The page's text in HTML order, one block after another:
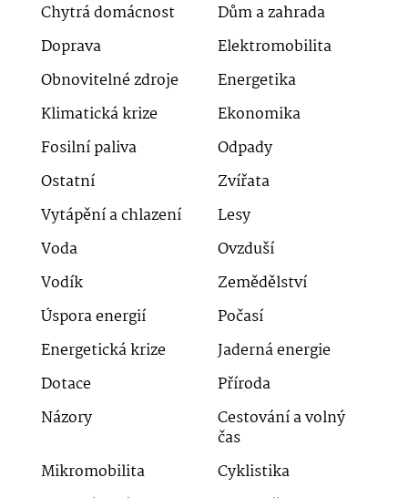
Chytrá domácnost
Dům a zahrada
Doprava
Elektromobilita
Obnovitelné zdroje
Energetika
Klimatická krize
Ekonomika
Fosilní paliva
Odpady
Ostatní
Zvířata
Vytápění a chlazení
Lesy
Voda
Ovzduší
Vodík
Zemědělství
Úspora energií
Počasí
Energetická krize
Jaderná energie
Dotace
Příroda
Názory
Cestování a volný
čas
Mikromobilita
Cyklistika